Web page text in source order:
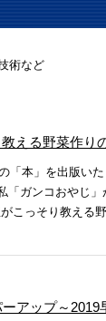
術など
える野菜作り
「本」を出版い
「ガンコおやじ
こっそり教える
アップ～2019